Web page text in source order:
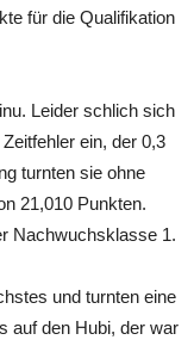
für die Qualifikation
Leider schlich sich
ein, der 0,3
turnten sie ohne
21,010 Punkten.
Nachwuchsklasse 1.
und turnten eine
auf den Hubi, der war